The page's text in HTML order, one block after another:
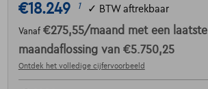
€18.249 1 ✓ BTW aftrekbaar
Vanaf €275,55/maand met een laatste
maandaflossing van €5.750,25
Ontdek het volledige cijfervoorbeeld